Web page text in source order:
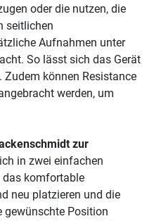
oder die nutzen, die
seitlichen
Aufnahmen unter
So lässt sich das Gerät
können Resistance
werden, um
zur
in zwei einfachen
komfortable
neu platzieren und die
gewünschte Position